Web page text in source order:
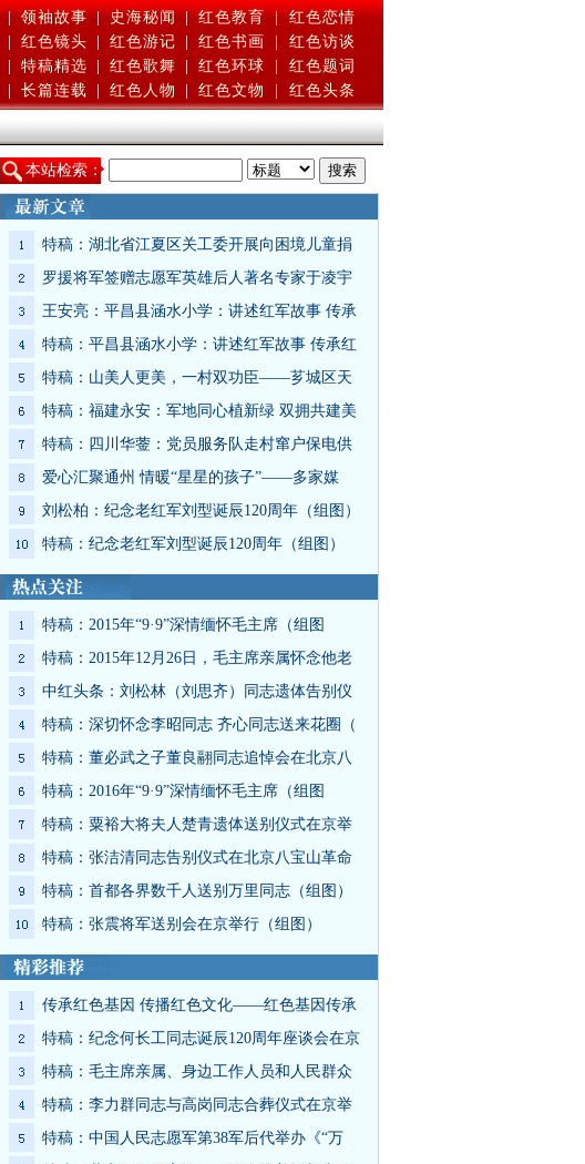
| 领袖故事 | 史海秘闻 | 红色教育 |
红色恋情
红色镜头 红色游记 红色书画
红色访谈
特稿精选 红色歌舞 红色环球
红色题词
长篇连载 红色人物 红色文物 红色头条
本站检索：
特稿：湖北省江夏区关工委开展向困境儿童捐
罗援将军签赠志愿军英雄后人著名专家于凌宇
王安亮：平昌县涵水小学：讲述红军故事 传承
特稿：平昌县涵水小学：讲述红军故事 传承红
特稿：山美人更美，一村双功臣——芗城区天
特稿：福建永安：军地同心植新绿 双拥共建美
特稿：四川华蓥：党员服务队走村窜户保电供
爱心汇聚通州 情暖“星星的孩子”——多家媒
刘松柏：纪念老红军刘型诞辰120周年（组图）
特稿：纪念老红军刘型诞辰120周年（组图）
特稿：2015年“9·9”深情缅怀毛主席（组图
特稿：2015年12月26日，毛主席亲属怀念他老
中红头条：刘松林（刘思齐）同志遗体告别仪
特稿：深切怀念李昭同志 齐心同志送来花圈（
特稿：董必武之子董良翮同志追悼会在北京八
特稿：2016年“9·9”深情缅怀毛主席（组图
特稿：粟裕大将夫人楚青遗体送别仪式在京举
特稿：张洁清同志告别仪式在北京八宝山革命
特稿：首都各界数千人送别万里同志（组图）
特稿：张震将军送别会在京举行（组图）
传承红色基因 传播红色文化——红色基因传承
特稿：纪念何长工同志诞辰120周年座谈会在京
特稿：毛主席亲属、身边工作人员和人民群众
特稿：李力群同志与高岗同志合葬仪式在京举
特稿：中国人民志愿军第38军后代举办《“万